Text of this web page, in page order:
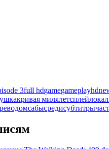
3full hdgamegameplayhd
кривая милялетсплей
сабысредисубтитры